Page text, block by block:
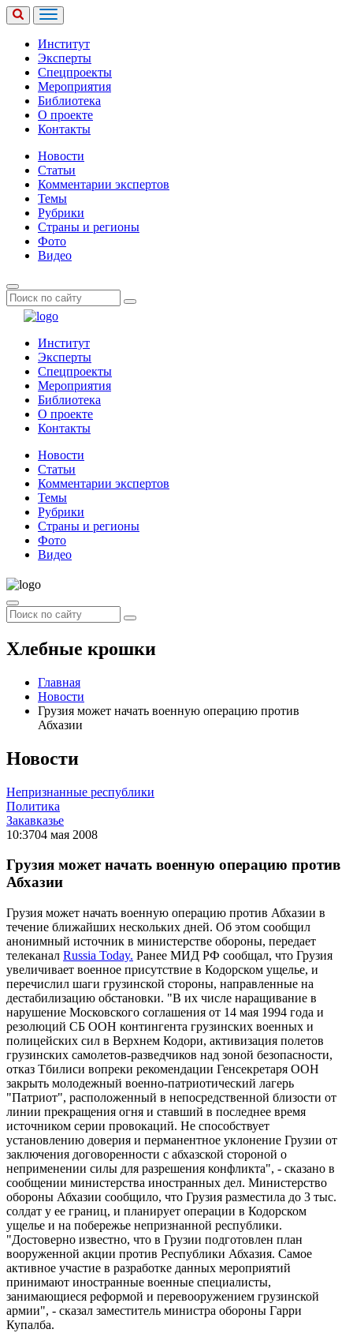
Институт
Эксперты
Спецпроекты
Мероприятия
Библиотека
О проекте
Контакты
Новости
Статьи
Комментарии экспертов
Темы
Рубрики
Страны и регионы
Фото
Видео
Институт
Эксперты
Спецпроекты
Мероприятия
Библиотека
О проекте
Контакты
Новости
Статьи
Комментарии экспертов
Темы
Рубрики
Страны и регионы
Фото
Видео
Хлебные крошки
Главная
Новости
Грузия может начать военную операцию против
Абхазии
Новости
Непризнанные республики
Политика
Закавказье
10:3704 мая 2008
Грузия может начать военную операцию против
Абхазии
Грузия может начать военную операцию против Абхазии в
течение ближайших нескольких дней. Об этом сообщил
анонимный источник в министерстве обороны, передает
телеканал Russia Today. Ранее МИД РФ сообщал, что Грузия
увеличивает военное присутствие в Кодорском ущелье, и
перечислил шаги грузинской стороны, направленные на
дестабилизацию обстановки. "В их числе наращивание в
нарушение Московского соглашения от 14 мая 1994 года и
резолюций СБ ООН контингента грузинских военных и
полицейских сил в Верхнем Кодори, активизация полетов
грузинских самолетов-разведчиков над зоной безопасности,
отказ Тбилиси вопреки рекомендации Генсекретаря ООН
закрыть молодежный военно-патриотический лагерь
"Патриот", расположенный в непосредственной близости от
линии прекращения огня и ставший в последнее время
источником серии провокаций. Не способствует
установлению доверия и перманентное уклонение Грузии от
заключения договоренности с абхазской стороной о
неприменении силы для разрешения конфликта", - сказано в
сообщении министерства иностранных дел. Министерство
обороны Абхазии сообщило, что Грузия разместила до 3 тыс.
солдат у ее границ, и планирует операции в Кодорском
ущелье и на побережье непризнанной республики.
"Достоверно известно, что в Грузии подготовлен план
вооруженной акции против Республики Абхазия. Самое
активное участие в разработке данных мероприятий
принимают иностранные военные специалисты,
занимающиеся реформой и перевооружением грузинской
армии", - сказал заместитель министра обороны Гарри
Купалба.